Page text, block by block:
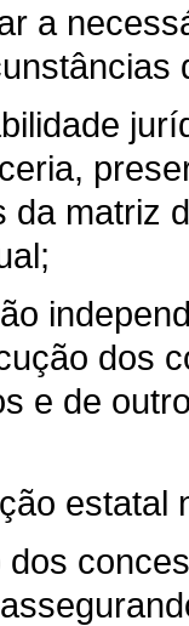
a
da matriz
dos
e de
estatal
dos